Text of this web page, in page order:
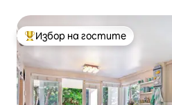
Най-популярен избор на
Избор на гостите